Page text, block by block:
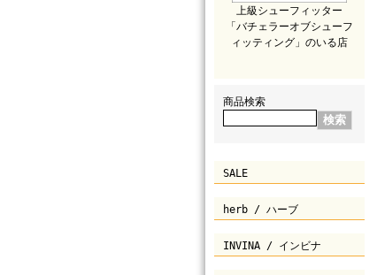
上級シューフィッター
「バチェラーオブシューフ
ィッティング」のいる店
商品検索
SALE
herb / ハーブ
INVINA / インビナ